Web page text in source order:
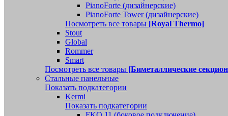
PianoForte (дизайнерские)
PianoForte Tower (дизайнерские)
Посмотреть все товары [Royal Thermo]
Stout
Global
Rommer
Smart
Посмотреть все товары [Биметаллические
Стальные панельные
Показать подкатегории
Kermi
Показать подкатегории